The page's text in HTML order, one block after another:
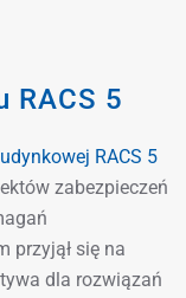
RACS 5
RACS 5
zabezpieczeń
przyjął się na
dla rozwiązań